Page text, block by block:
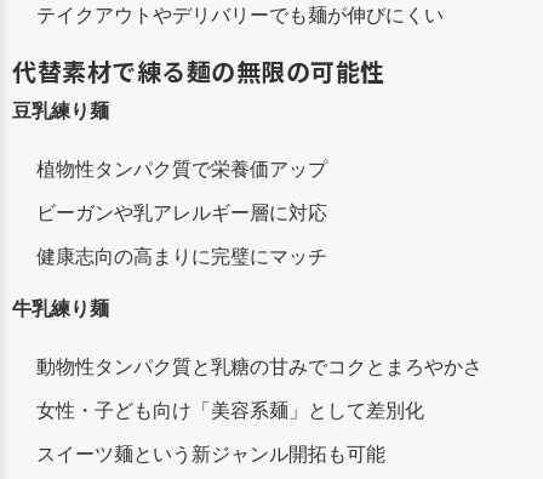
テイクアウトやデリバリーでも麺が伸びにくい
代替素材で練る麺の無限の可能性
豆乳練り麺
植物性タンパク質で栄養価アップ
ビーガンや乳アレルギー層に対応
健康志向の高まりに完璧にマッチ
牛乳練り麺
動物性タンパク質と乳糖の甘みでコクとまろやかさ
女性・子ども向け「美容系麺」として差別化
スイーツ麺という新ジャンル開拓も可能